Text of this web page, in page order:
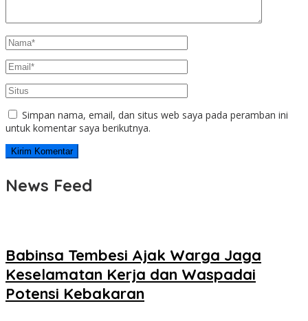
Simpan nama, email, dan situs web saya pada peramban ini
untuk komentar saya berikutnya.
News Feed
Babinsa Tembesi Ajak Warga Jaga
Keselamatan Kerja dan Waspadai
Potensi Kebakaran